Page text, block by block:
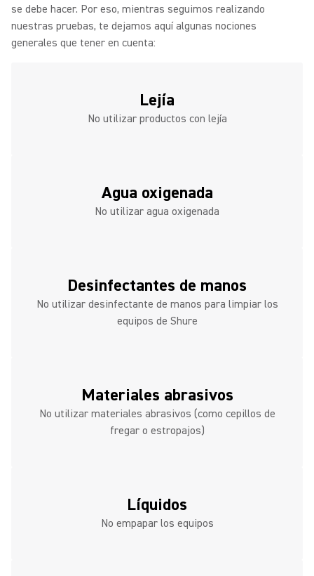
se debe hacer. Por eso, mientras seguimos realizando
nuestras pruebas, te dejamos aquí algunas nociones
generales que tener en cuenta:
Lejía
No utilizar productos con lejía
Agua oxigenada
No utilizar agua oxigenada
Desinfectantes de manos
No utilizar desinfectante de manos para limpiar los
equipos de Shure
Materiales abrasivos
No utilizar materiales abrasivos (como cepillos de
fregar o estropajos)
Líquidos
No empapar los equipos